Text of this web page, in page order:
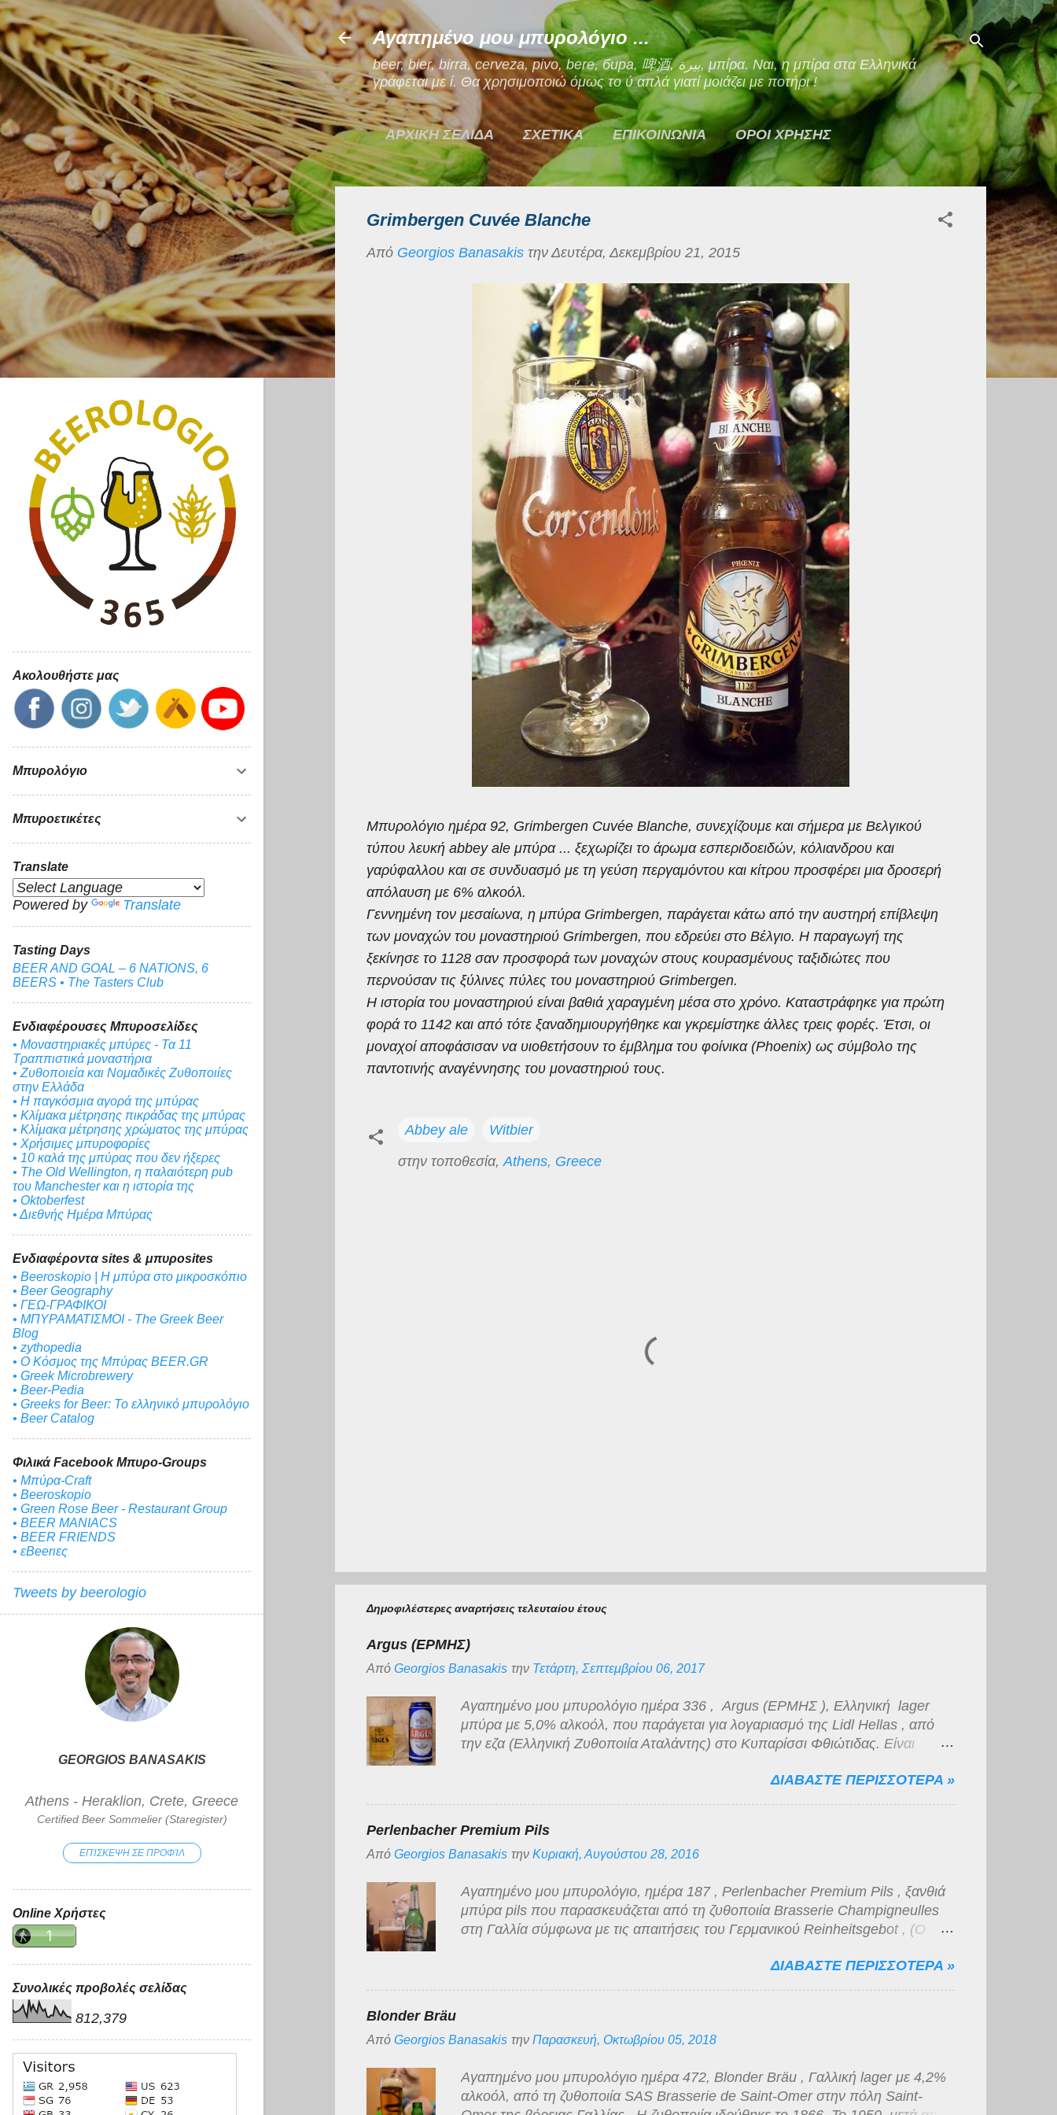
Μετάβαση στο κύριο περιεχόμενο
Αγαπημένο μου μπυρολόγιο ...
beer, bier, birra, cerveza, pivo, bere, бира, 啤酒, بيرة, μπίρα. Ναι, η μπίρα στα Ελληνικά
γράφεται με ί. Θα χρησιμοποιώ όμως το ύ απλά γιατί μοιάζει με ποτήρι !
ΑΡΧΙΚΗ ΣΕΛΙΔΑ ΣΧΕΤΙΚΑ ΕΠΙΚΟΙΝΩΝΙΑ ΟΡΟΙ ΧΡΗΣΗΣ
Grimbergen Cuvée Blanche
Από Georgios Banasakis τηνΔευτέρα, Δεκεμβρίου 21, 2015
Μπυρολόγιο ημέρα 92, Grimbergen Cuvée Blanche, συνεχίζουμε και σήμερα με Βελγικού
τύπου λευκή abbey ale μπύρα ... ξεχωρίζει το άρωμα εσπεριδοειδών, κόλιανδρου και
γαρύφαλλου και σε συνδυασμό με τη γεύση περγαμόντου και κίτρου προσφέρει μια δροσερή
απόλαυση με 6% αλκοόλ.
Γεννημένη τον μεσαίωνα, η μπύρα Grimbergen, παράγεται κάτω από την αυστηρή επίβλεψη
των μοναχών του μοναστηριού Grimbergen, που εδρεύει στο Βέλγιο. Η παραγωγή της
ξεκίνησε το 1128 σαν προσφορά των μοναχών στους κουρασμένους ταξιδιώτες που
περνούσαν τις ξύλινες πύλες του μοναστηριού Grimbergen.
Η ιστορία του μοναστηριού είναι βαθιά χαραγμένη μέσα στο χρόνο. Καταστράφηκε για πρώτη
φορά το 1142 και από τότε ξαναδημιουργήθηκε και γκρεμίστηκε άλλες τρεις φορές. Έτσι, οι
μοναχοί αποφάσισαν να υιοθετήσουν το έμβλημα του φοίνικα (Phoenix) ως σύμβολο της
παντοτινής αναγέννησης του μοναστηριού τους.
Abbey ale
Witbier
στην τοποθεσία,Athens, Greece
Δημοφιλέστερες αναρτήσεις τελευταίου έτους
Argus (ΕΡΜΗΣ)
Από Georgios Banasakis την Τετάρτη, Σεπτεμβρίου 06, 2017
Αγαπημένο μου μπυρολόγιο ημέρα 336 , Argus (ΕΡΜΗΣ ), Ελληνική lager
μπύρα με 5,0% αλκοόλ, που παράγεται για λογαριασμό της Lidl Hellas , από
την εζα (Ελληνική Ζυθοποιία Αταλάντης) στο Κυπαρίσσι Φθιώτιδας. Είναι
άρωμα της κλασσικό της κατηγορίας, όπως και η γεύση της, βυνώδης,
αρκετά τίμια!
ΔΙΑΒΑΣΤΕ ΠΕΡΙΣΣΟΤΕΡΑ »
Perlenbacher Premium Pils
Από Georgios Banasakis την Κυριακή, Αυγούστου 28, 2016
Αγαπημένο μου μπυρολόγιο, ημέρα 187 , Perlenbacher Premium Pils , ξανθιά
μπύρα pils που παρασκευάζεται από τη ζυθοποιία Brasserie Champigneulles
στη Γαλλία σύμφωνα με τις απαιτήσεις του Γερμανικού Reinheitsgebot , (Ο
πώληση από μεγάλη Γερμανική αλυσίδα supermarket που δραστηριοποιείται
σωρού".
ΔΙΑΒΑΣΤΕ ΠΕΡΙΣΣΟΤΕΡΑ »
Blonder Bräu
Από Georgios Banasakis την Παρασκευή, Οκτωβρίου 05, 2018
Αγαπημένο μου μπυρολόγιο ημέρα 472, Blonder Bräu , Γαλλική lager με 4,2%
αλκοόλ, από τη ζυθοποιία SAS Brasserie de Saint-Omer στην πόλη Saint-
Ακολουθήστε μας
Μπυρολόγιο
Μπυροετικέτες
Translate
Powered by Translate
Tasting Days
BEER AND GOAL – 6 NATIONS, 6
BEERS • The Tasters Club
Ενδιαφέρουσες Μπυροσελίδες
• Μοναστηριακές μπύρες - Τα 11
Τραππιστικά μοναστήρια
• Ζυθοποιεία και Νομαδικές Ζυθοποιίες
στην Ελλάδα
• Η παγκόσμια αγορά της μπύρας
• Κλίμακα μέτρησης πικράδας της μπύρας
• Κλίμακα μέτρησης χρώματος της μπύρας
• Χρήσιμες μπυροφορίες
• 10 καλά της μπύρας που δεν ήξερες
• The Old Wellington, η παλαιότερη pub
του Manchester και η ιστορία της
• Oktoberfest
• Διεθνής Ημέρα Μπύρας
Ενδιαφέροντα sites & μπυροsites
• Beeroskopio | Η μπύρα στο μικροσκόπιο
• Beer Geography
• ΓΕΩ-ΓΡΑΦΙΚΟΙ
• ΜΠΥΡΑΜΑΤΙΣΜΟΙ - The Greek Beer
Blog
• zythopedia
• Ο Κόσμος της Μπύρας BEER.GR
• Greek Microbrewery
• Beer-Pedia
• Greeks for Beer: To ελληνικό μπυρολόγιο
• Beer Catalog
Φιλικά Facebook Μπυρο-Groups
• Μπύρα-Craft
• Beeroskopio
• Green Rose Beer - Restaurant Group
• BEER MANIACS
• BEER FRIENDS
• εBeerιες
Tweets by beerologio
GEORGIOS BANASAKIS
Athens - Heraklion, Crete, Greece
Certified Beer Sommelier (Staregister)
ΕΠΊΣΚΕΨΗ ΣΕ ΠΡΟΦΊΛ
Online Χρήστες
Συνολικές προβολές σελίδας
812,379